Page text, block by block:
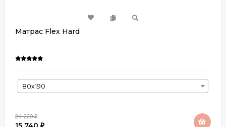
Матрас Flex Hard
80х190
24 220₽
₽